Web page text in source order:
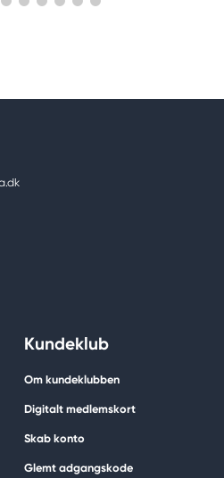
Kundeklub
Om kundeklubben
Digitalt medlemskort
Skab konto
Glemt adgangskode